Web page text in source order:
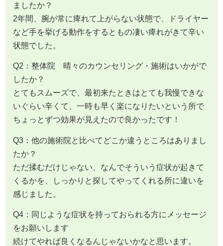
ましたか？
2年間、腕が常に痺れて上がらない状態で、ドライヤー
など手を挙げる動作をするともの凄い痺れがきて辛い
状態でした。
Q2：整体院 晴々のカウンセリング・施術はいかがで
したか？
とてもスムーズで、最初来たときはとても我慢できな
いぐらい辛くて、一時も早く楽になりたいという所で
ちょっとずつ効果が見えたので良かったです！
Q3：他の施術院と比べてどこか違うところはありまし
たか？
ただ揉むだけじゃない、なんでそういう症状が起きて
くるかを、しっかりと探してやってくれる所に違いを
感じました。
Q4：同じような症状を持っておられる方にメッセージ
をお願いします
続けてやれば良くなるんじゃないかなと思います。